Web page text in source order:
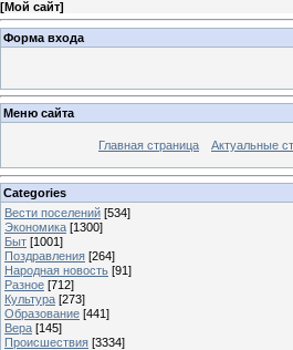
[Мой сайт]
Форма входа
Меню сайта
Главная страница Актуальные
Categories
Вести поселений [534]
Экономика [1300]
Быт [1001]
Поздравления [264]
Народная новость [91]
Разное [712]
Культура [273]
Образование [441]
Вера [145]
Происшествия [3334]